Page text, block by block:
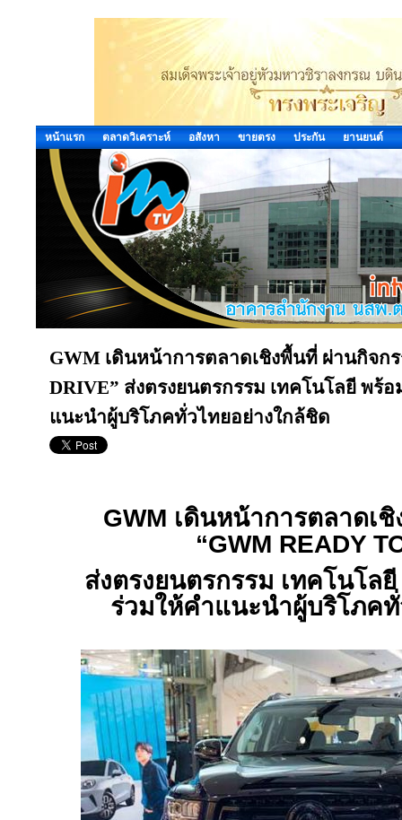
หน้าแรก ตลาดวิเคราะห์ อสังหา ขายตรง ประกัน ยานยนต์
GWM เดินหน้าการตลาดเชิงพื้นที่ ผ่านกิจก
DRIVE” ส่งตรงยนตรกรรม เทคโนโลยี พร้
แนะนำผู้บริโภคทั่วไทยอย่างใกล้ชิด
GWM เดินหน้าการตลาดเ
“GWM READY
ส่งตรงยนตรกรรม เทคโนโล
ร่วมให้คำแนะนำผู้บริโภค